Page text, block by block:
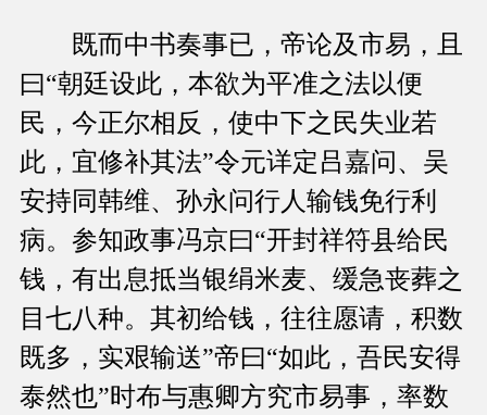
既而中书奏事已，帝论及市易，且
曰“朝廷设此，本欲为平准之法以便
民，今正尔相反，使中下之民失业若
此，宜修补其法”令元详定吕嘉问、吴
安持同韩维、孙永问行人输钱免行利
病。参知政事冯京曰“开封祥符县给民
钱，有出息抵当银绢米麦、缓急丧葬之
目七八种。其初给钱，往往愿请，积数
既多，实艰输送”帝曰“如此，吾民安得
泰然也”时布与惠卿方究市易事，率数